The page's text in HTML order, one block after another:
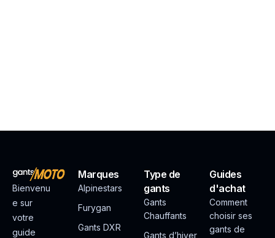
Bienvenu
e sur
votre
guide
Marques
Alpinestars
Furygan
Gants DXR
Type de
gants
Gants
Chauffants
Gants d’hiver
Guides
d'achat
Comment
choisir ses
gants de